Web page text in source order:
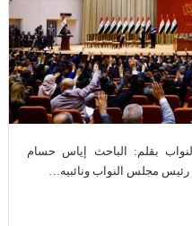
بقلم: الباحث إياس حسام
رئيس مجلس النواب ونائبيه…